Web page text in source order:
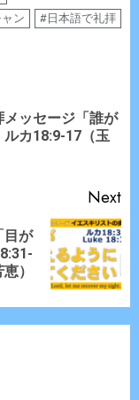
ン
#日本語で礼拝
ッセージ「誰が
カ18:9-17（玉
Next
目が
）